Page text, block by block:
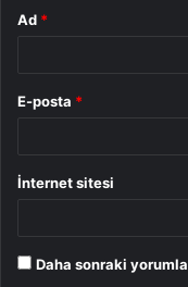
Ad *
E-posta *
İnternet sitesi
Daha sonraki